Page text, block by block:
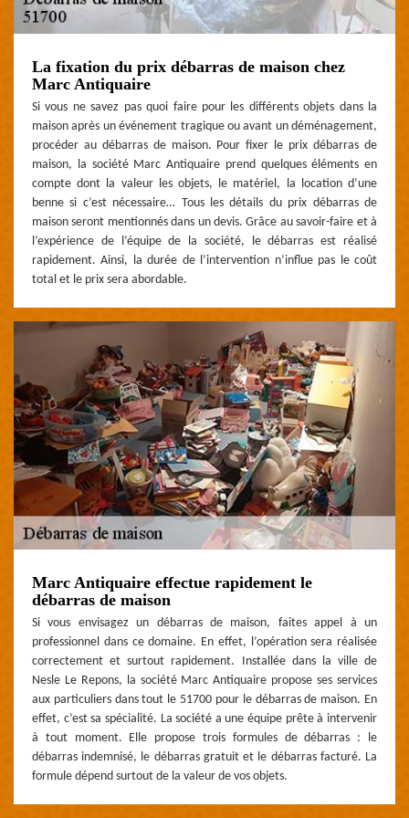
La fixation du prix débarras de maison chez
Marc Antiquaire
Si vous ne savez pas quoi faire pour les différents objets dans la
maison après un événement tragique ou avant un déménagement,
procéder au débarras de maison. Pour fixer le prix débarras de
maison, la société Marc Antiquaire prend quelques éléments en
compte dont la valeur les objets, le matériel, la location d’une
benne si c’est nécessaire… Tous les détails du prix débarras de
maison seront mentionnés dans un devis. Grâce au savoir-faire et à
l’expérience de l’équipe de la société, le débarras est réalisé
rapidement. Ainsi, la durée de l’intervention n’influe pas le coût
total et le prix sera abordable.
Marc Antiquaire effectue rapidement le
débarras de maison
Si vous envisagez un débarras de maison, faites appel à un
professionnel dans ce domaine. En effet, l’opération sera réalisée
correctement et surtout rapidement. Installée dans la ville de
Nesle Le Repons, la société Marc Antiquaire propose ses services
aux particuliers dans tout le 51700 pour le débarras de maison. En
effet, c’est sa spécialité. La société a une équipe prête à intervenir
à tout moment. Elle propose trois formules de débarras : le
débarras indemnisé, le débarras gratuit et le débarras facturé. La
formule dépend surtout de la valeur de vos objets.